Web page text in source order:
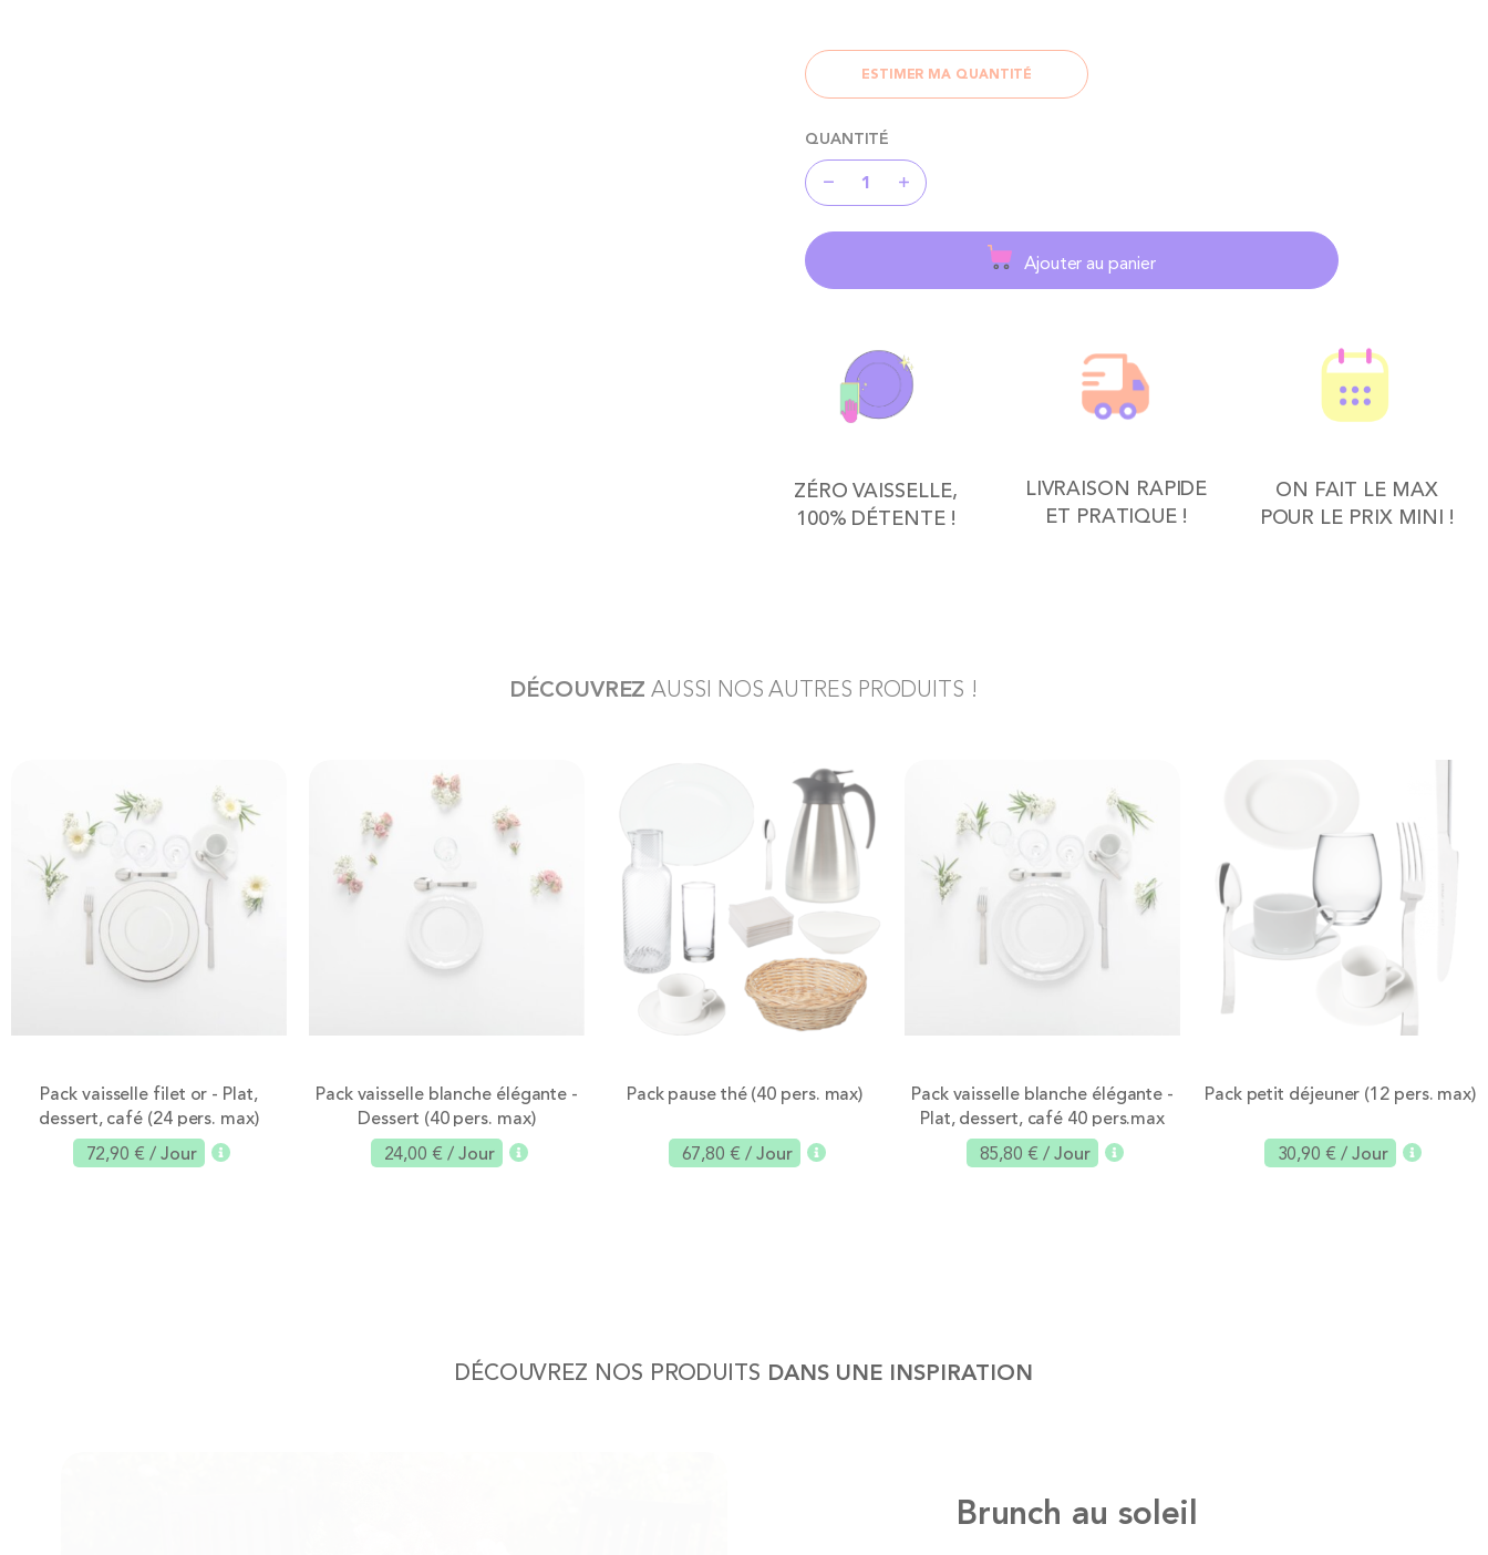
ESTIMER MA QUANTITÉ
QUANTITÉ
Ajouter au panier
ZÉRO VAISSELLE,
100% DÉTENTE !
LIVRAISON RAPIDE
ET PRATIQUE !
ON FAIT LE MAX
POUR LE PRIX MINI !
DÉCOUVREZ AUSSI NOS AUTRES PRODUITS !
Pack vaisselle filet or - Plat,
dessert, café (24 pers. max)
72,90 € / Jour
Pack vaisselle blanche élégante -
Dessert (40 pers. max)
24,00 € / Jour
Pack pause thé (40 pers. max)
67,80 € / Jour
Pack vaisselle blanche élégante -
Plat, dessert, café 40 pers.max
85,80 € / Jour
Pack petit déjeuner (12 pers. max)
30,90 € / Jour
DÉCOUVREZ NOS PRODUITS DANS UNE INSPIRATION
Brunch au soleil